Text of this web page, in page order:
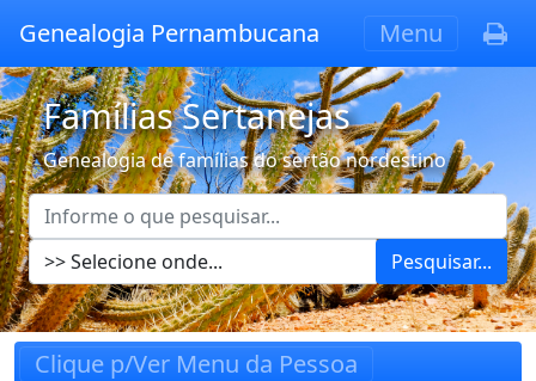
Genealogia Pernambucana Menu
Famílias Sertanejas
Genealogia de famílias do sertão nordestino
Pesquisar...
Clique p/Ver Menu da Pessoa